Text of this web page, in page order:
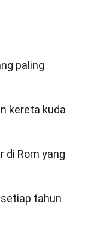
paling
kereta kuda
di Rom yang
tahun